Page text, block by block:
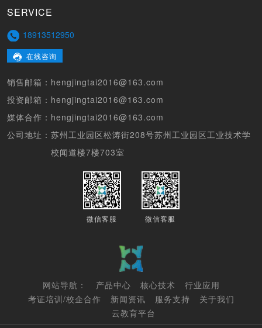
SERVICE
18913512950
在线咨询
销售邮箱： hengjingtai2016@163.com
投资邮箱： hengjingtai2016@163.com
媒体合作： hengjingtai2016@163.com
公司地址： 苏州工业园区松涛街208号苏州工业园区工业技术学
校闻道楼7楼703室
微信客服 微信客服
网站导航： 产品中心 核心技术
行业应用
考证培训/校企合作
新闻资讯 服务支持
关于我们
云教育平台